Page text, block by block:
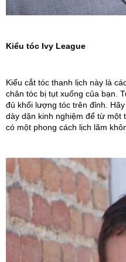
Kiểu tóc Ivy League
Kiểu cắt tóc thanh lịch này là
chân tóc bị tụt xuống của bạn.
đủ khối lượng tóc trên đỉnh.
dày dặn kinh nghiệm để từ một
có một phong cách lịch lãm